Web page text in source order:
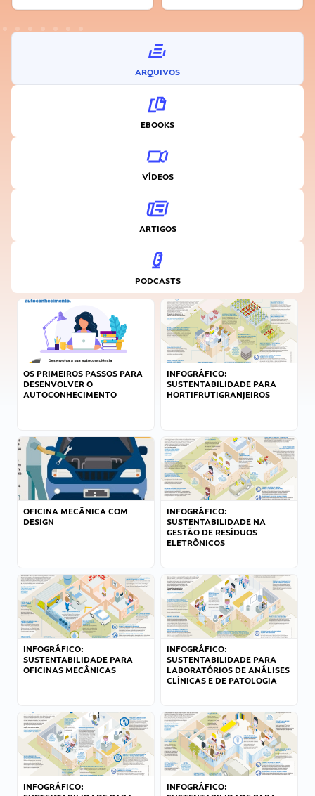
ARQUIVOS
EBOOKS
VÍDEOS
ARTIGOS
PODCASTS
OS PRIMEIROS PASSOS PARA
DESENVOLVER O
AUTOCONHECIMENTO
INFOGRÁFICO:
SUSTENTABILIDADE PARA
HORTIFRUTIGRANJEIROS
OFICINA MECÂNICA COM
DESIGN
INFOGRÁFICO:
SUSTENTABILIDADE NA
GESTÃO DE RESÍDUOS
ELETRÔNICOS
INFOGRÁFICO:
SUSTENTABILIDADE PARA
OFICINAS MECÂNICAS
INFOGRÁFICO:
SUSTENTABILIDADE PARA
LABORATÓRIOS DE ANÁLISES
CLÍNICAS E DE PATOLOGIA
INFOGRÁFICO:
INFOGRÁFICO: